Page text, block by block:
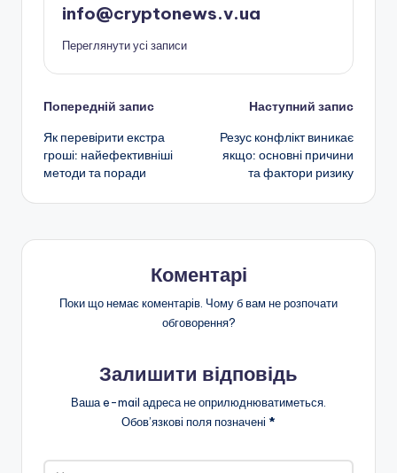
info@cryptonews.v.ua
Переглянути усі записи
Навігація
по
запису
Попередній запис
Як перевірити екстра
гроші: найефективніші
методи та поради
Наступний запис
Резус конфлікт виникає
якщо: основні причини
та фактори ризику
Коментарі
Поки що немає коментарів. Чому б вам не розпочати
обговорення?
Залишити відповідь
Ваша e-mail адреса не оприлюднюватиметься.
Обов’язкові поля позначені *